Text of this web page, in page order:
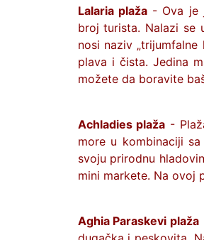
Lalaria plaža- Ova je
broj turista. Nalazi se
nosi naziv
plava i čista. Jedina
možete da boravite
Achladies plaža -
more u kombinaciji
svoju prirodnu
mini markete. Na ovoj
Aghia Paraskevi plaža